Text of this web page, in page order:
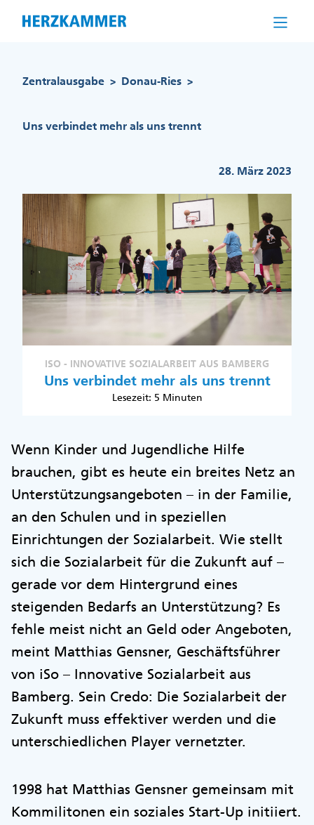
Zentralausgabe > Donau-Ries >
Uns verbindet mehr als uns trennt
28. März 2023
ISO - INNOVATIVE SOZIALARBEIT AUS BAMBERG
Uns verbindet mehr als uns trennt
Lesezeit: 5 Minuten
Wenn Kinder und Jugendliche Hilfe
brauchen, gibt es heute ein breites Netz an
Unterstützungsangeboten – in der Familie,
an den Schulen und in speziellen
Einrichtungen der Sozialarbeit. Wie stellt
sich die Sozialarbeit für die Zukunft auf –
gerade vor dem Hintergrund eines
steigenden Bedarfs an Unterstützung? Es
fehle meist nicht an Geld oder Angeboten,
meint Matthias Gensner, Geschäftsführer
von iSo – Innovative Sozialarbeit aus
Bamberg. Sein Credo: Die Sozialarbeit der
Zukunft muss effektiver werden und die
unterschiedlichen Player vernetzter.
1998 hat Matthias Gensner gemeinsam mit
Kommilitonen ein soziales Start-Up initiiert.